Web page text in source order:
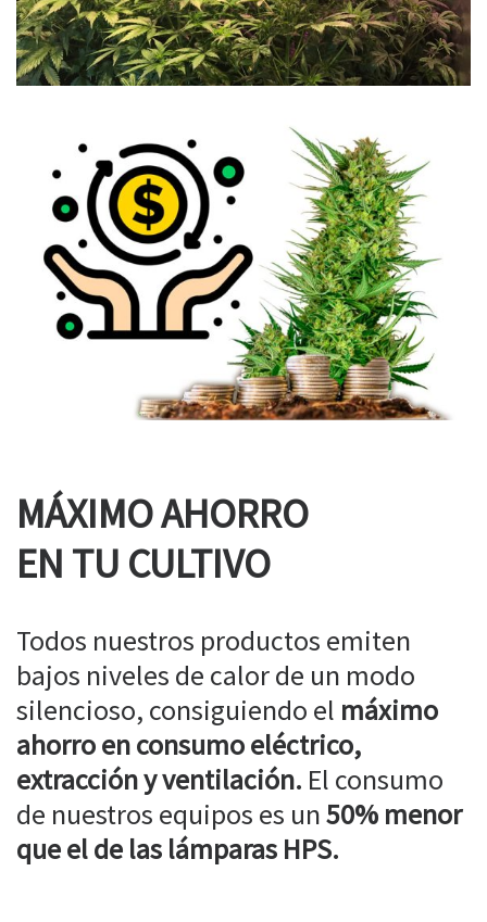
MÁXIMO AHORRO
EN TU CULTIVO
Todos nuestros productos emiten
bajos niveles de calor de un modo
silencioso, consiguiendo el máximo
ahorro en consumo eléctrico,
extracción y ventilación. El consumo
de nuestros equipos es un50% menor
que el de las lámparas HPS.